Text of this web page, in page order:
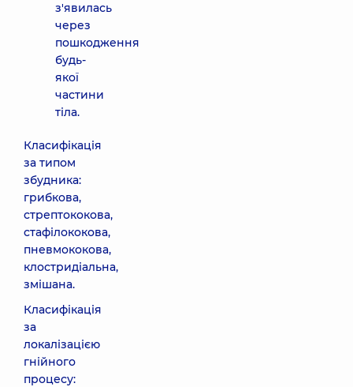
з'явилась
через
пошкодження
будь-
якої
частини
тіла.
Класифікація
за типом
збудника:
грибкова,
стрептококова,
стафілококова,
пневмококова,
клостридіальна,
змішана.
Класифікація
за
локалізацією
гнійного
процесу: